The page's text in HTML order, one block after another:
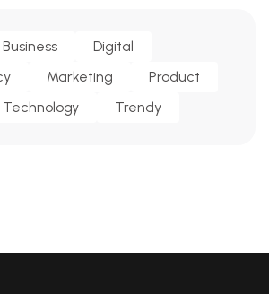
Business
Digital
Marketing
Product
Technology Trendy